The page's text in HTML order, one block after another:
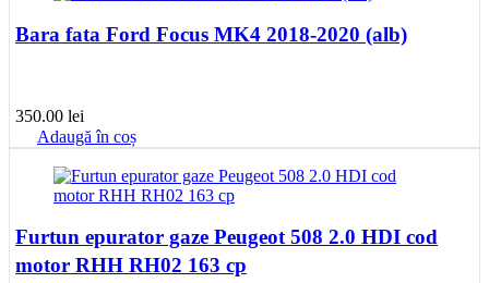
Bara fata Ford Focus MK4 2018-2020 (alb)
350.00 lei
Adaugă în coș
Furtun epurator gaze Peugeot 508 2.0 HDI cod
motor RHH RH02 163 cp